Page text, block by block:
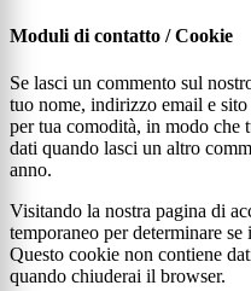
Moduli di contatto / Cookie
Se lasci un commento sul
tuo nome, indirizzo email e
per tua comodità, in modo che
dati quando lasci un altro
anno.
Visitando la nostra pagina di
temporaneo per determinare
Questo cookie non contiene
quando chiuderai il browser.